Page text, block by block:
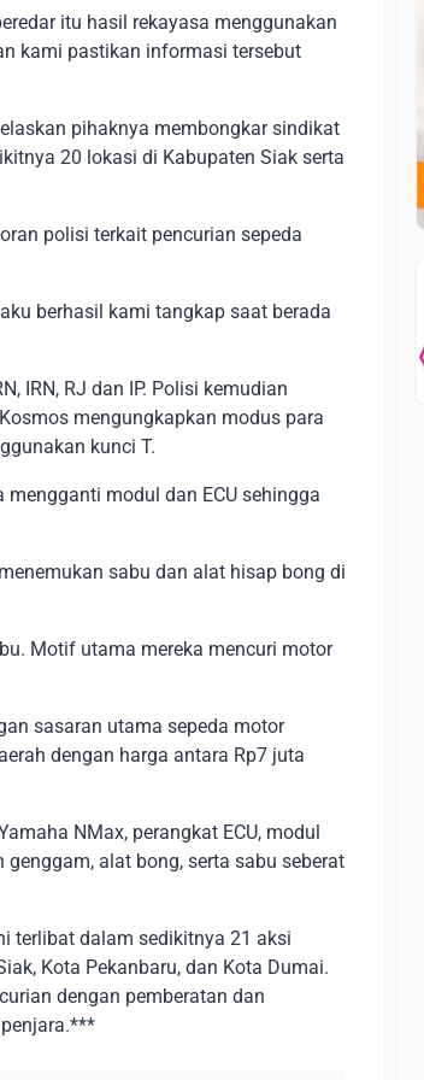
itu hasil rekayasa menggunakan
kami pastikan informasi tersebut
pihaknya membongkar sindikat
20 lokasi di Kabupaten Siak serta
polisi terkait pencurian sepeda
berhasil kami tangkap saat berada
IRN, RJ dan IP. Polisi kemudian
mengungkapkan modus para
kunci T.
modul dan ECU sehingga
sabu dan alat hisap bong di
Motif utama mereka mencuri motor
sasaran utama sepeda motor
dengan harga antara Rp7 juta
NMax, perangkat ECU, modul
alat bong, serta sabu seberat
terlibat dalam sedikitnya 21 aksi
Kota Pekanbaru, dan Kota Dumai.
dengan pemberatan dan